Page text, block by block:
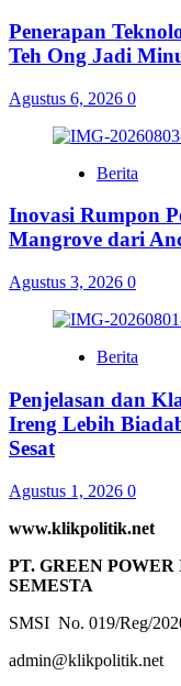
Penerapan
Teh Ong Jadi
Agustus 6, 2026 0
Berita
Inovasi Rumpon
Mangrove dari
Agustus 3, 2026 0
Berita
Penjelasan dan
Ireng Lebih
Sesat
Agustus 1, 2026 0
www.klikpolitik.net
PT. GREEN
SEMESTA
SMSI No. 019/Reg/
admin@klikpolitik.net